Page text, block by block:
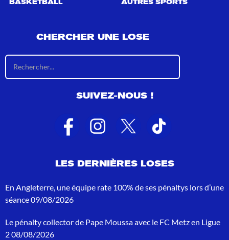
BASKETBALL
AUTRES SPORTS
CHERCHER UNE LOSE
s
l
a
t
s
r
c
c
SUIVEZ-NOUS !
LES DERNIÈRES LOSES
En Angleterre, une équipe rate 100% de ses pénaltys lors d’une
séance09/08/2026
Le pénalty collector de Pape Moussa avec le FC Metz en Ligue
208/08/2026